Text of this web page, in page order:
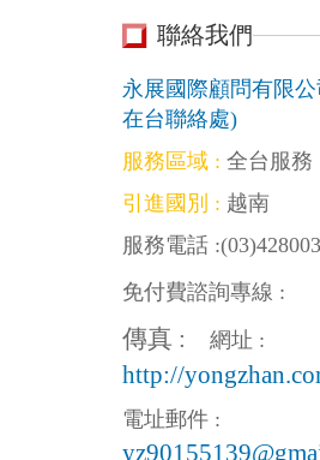
聯絡我們
永展國際顧問有限
在台聯絡處)
服務區域 : 全台服務
引進國別 : 越南
服務電話 :
免付費諮詢專線 :
傳真 : 網址 :
http://
電址郵件 :